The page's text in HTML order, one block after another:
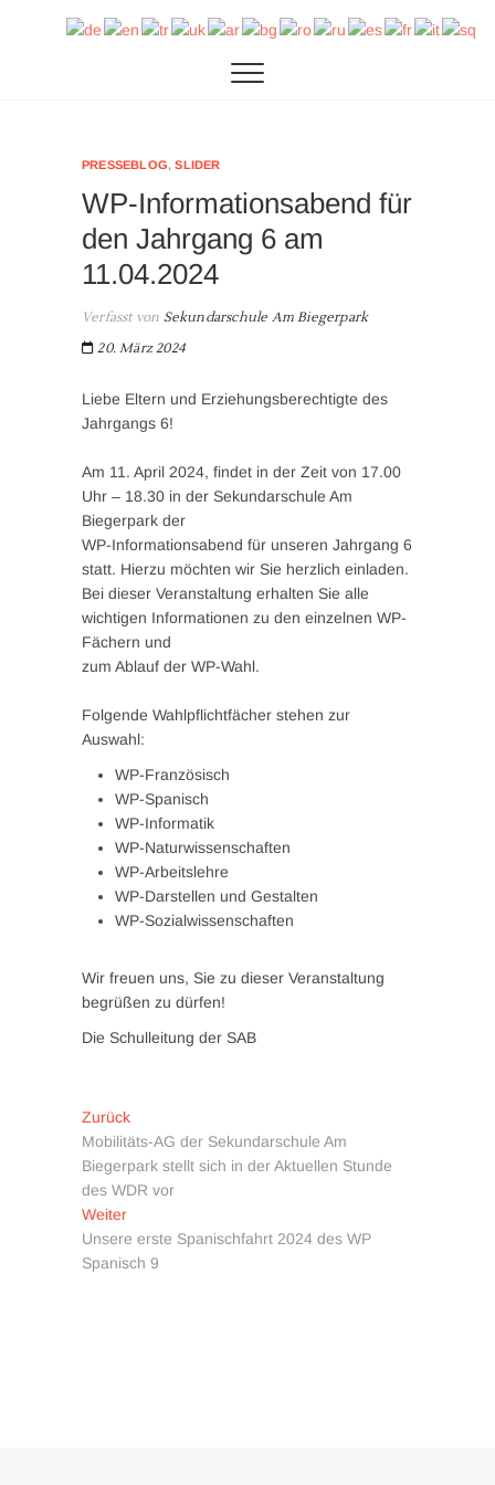
SAB
DIE SEKUNDARSCHULE AM BIEGERPARK IN
PRESSEBLOG,SLIDER
WP-Informationsabend für
den Jahrgang 6 am
11.04.2024
Verfasst von Sekundarschule Am Biegerpark
20. März 2024
Liebe Eltern und Erziehungsberechtigte des
Jahrgangs 6!
Am 11. April 2024, findet in der Zeit von 17.00
Uhr – 18.30 in der Sekundarschule Am
Biegerpark der
WP-Informationsabend für unseren Jahrgang 6
statt. Hierzu möchten wir Sie herzlich einladen.
Bei dieser Veranstaltung erhalten Sie alle
wichtigen Informationen zu den einzelnen WP-
Fächern und
zum Ablauf der WP-Wahl.
Folgende Wahlpflichtfächer stehen zur
Auswahl:
WP-Französisch
WP-Spanisch
WP-Informatik
WP-Naturwissenschaften
WP-Arbeitslehre
WP-Darstellen und Gestalten
WP-Sozialwissenschaften
Wir freuen uns, Sie zu dieser Veranstaltung
begrüßen zu dürfen!
Die Schulleitung der SAB
Beitragsnavigation
ZurückVorheriger
Beitrag:
Mobilitäts-AG der Sekundarschule Am
Biegerpark stellt sich in der Aktuellen Stunde
des WDR vor
WeiterNächster
Beitrag:
Unsere erste Spanischfahrt 2024 des WP
Spanisch 9